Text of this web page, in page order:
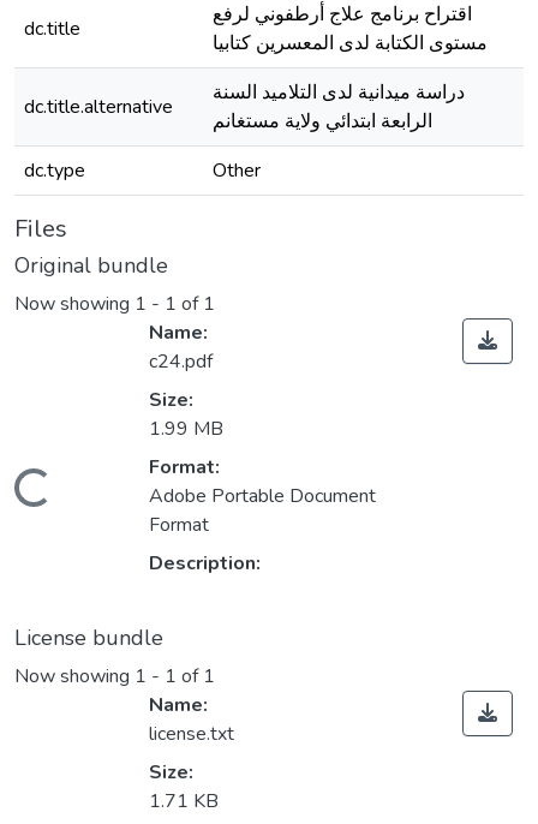
dc.title
اقتراح برنامج علاج أرطفوني لرفع
مستوى الكتابة لدى المعسرين كتابيا
dc.title.alternative
دراسة ميدانية لدى التلاميد السنة
الرابعة ابتدائي ولاية مستغانم
dc.type Other
Files
Original bundle
Now showing 1 - 1 of 1
Loading...
Name:
c24.pdf
Size:
1.99 MB
Format:
Adobe Portable Document
Format
Description:
License bundle
Now showing 1 - 1 of 1
Name:
license.txt
Size:
1.71 KB